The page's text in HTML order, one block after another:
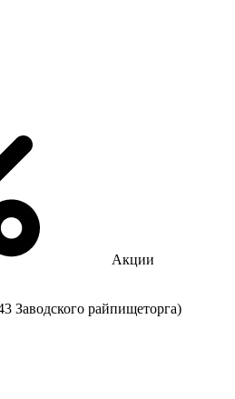
Акции
Заводского райпищеторга)